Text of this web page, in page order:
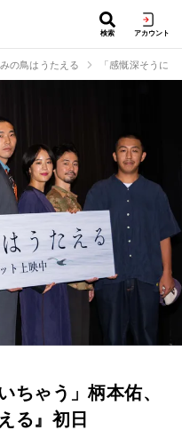
検索 アカウント
の鳥はうたえる 「感慨深そうに
ちゃう」柄本佑、
る』初日